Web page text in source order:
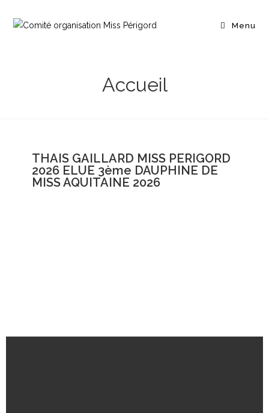
Menu
Accueil
THAIS GAILLARD MISS PERIGORD
2026 ELUE 3ème DAUPHINE DE
MISS AQUITAINE 2026